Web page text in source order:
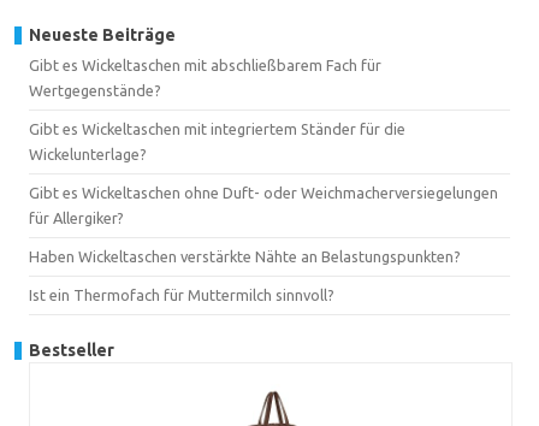
Neueste Beiträge
Gibt es Wickeltaschen mit abschließbarem Fach für
Wertgegenstände?
Gibt es Wickeltaschen mit integriertem Ständer für die
Wickelunterlage?
Gibt es Wickeltaschen ohne Duft- oder Weichmacherversiegelungen
für Allergiker?
Haben Wickeltaschen verstärkte Nähte an Belastungspunkten?
Ist ein Thermofach für Muttermilch sinnvoll?
Bestseller